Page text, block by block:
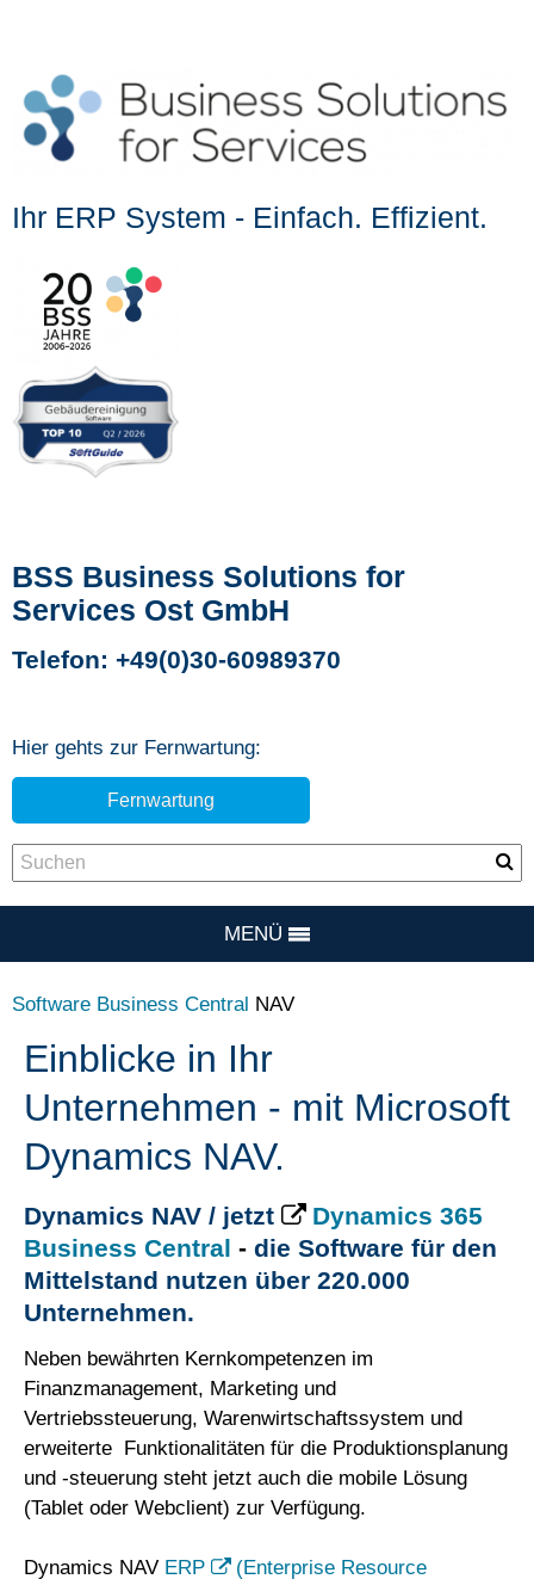
Ihr ERP System - Einfach. Effizient.
BSS Business Solutions for
Services Ost GmbH
Telefon: +49(0)30-60989370
Hier gehts zur Fernwartung:
Fernwartung
MENÜ
Software Business Central NAV
Einblicke in Ihr
Unternehmen - mit Microsoft
Dynamics NAV.
Dynamics NAV / jetzt
Dynamics 365
Business Central - die Software für den
Mittelstand nutzen über 220.000
Unternehmen.
Neben bewährten Kernkompetenzen im
Finanzmanagement, Marketing und
Vertriebssteuerung, Warenwirtschaftssystem und
erweiterte Funktionalitäten für die Produktionsplanung
und -steuerung steht jetzt auch die mobile Lösung
(Tablet oder Webclient) zur Verfügung.
Dynamics NAV ERP
(Enterprise Resource